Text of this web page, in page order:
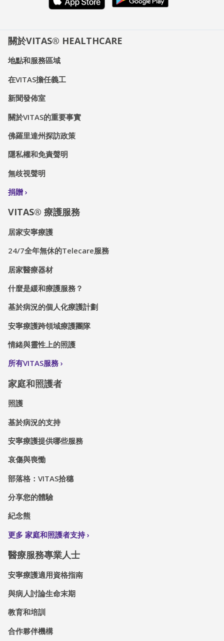
關於VITAS® HEALTHCARE
地點和服務區域
在VITAS擔任義工
新聞發佈室
關於VITAS的重要事實
佛羅里達州探訪政策
隱私權和免責聲明
無歧視聲明
捐贈
VITAS® 療護服務
居家安寧療護
24/7全年無休的Telecare服務
居家醫療器材
什麼是緩和療護服務？
基於病況的個人化療護計劃
安寧療護跨領域療護團隊
情緒與靈性上的照護
所有VITAS服務
家庭和照護者
照護
基於病況的支持
安寧療護提供哪些服務
哀傷與喪慟
部落格：VITAS拾穗
分享您的體驗
紀念熊
更多 家庭和照護者支持
醫療服務專業人士
安寧療護適用資格指南
與病人討論生命末期
教育和培訓
合作夥伴機構